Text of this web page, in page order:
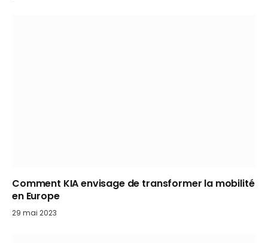
Comment KIA envisage de transformer la mobilité
en Europe
29 mai 2023